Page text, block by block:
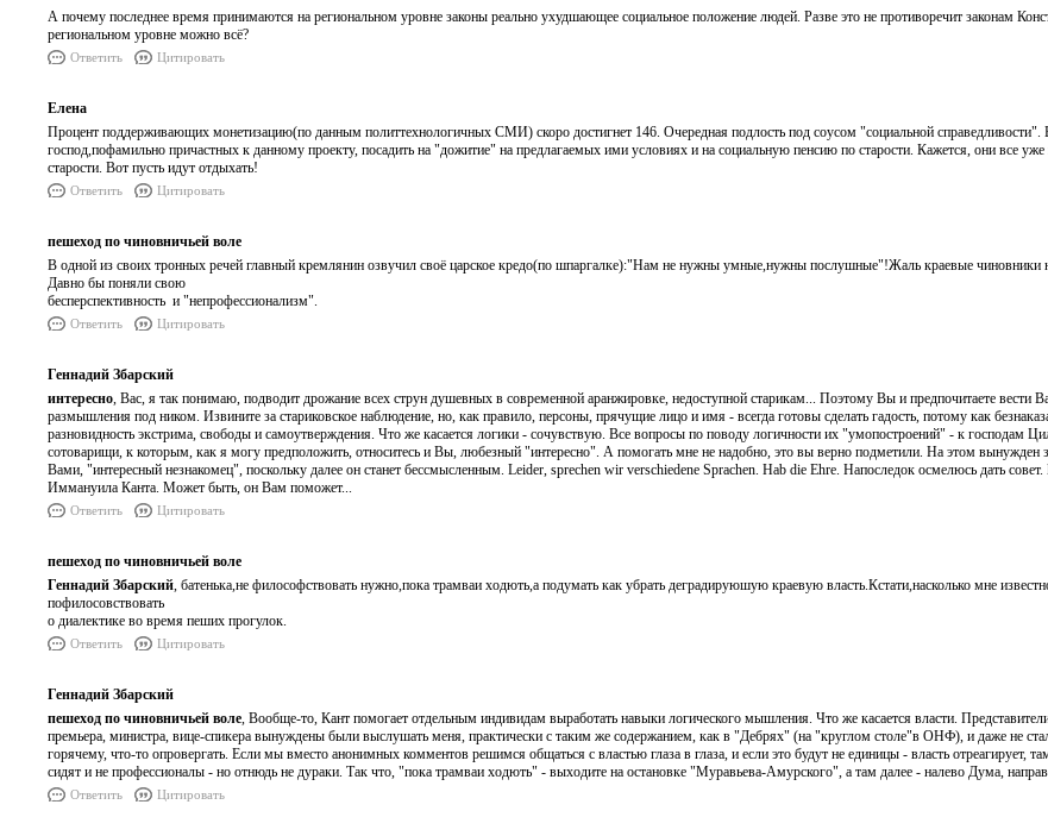
А почему последнее время принимаются на региональном уровне законы реально ухудшающее социальное положение людей. Разве это не противоречит законам
региональном уровне можно всё?
Ответить Цитировать
Елена
Процент поддерживающих монетизацию(по данным политтехнологичных СМИ) скоро достигнет 146. Очередная подлость под соусом "социальной справедливости".
господ,пофамильно причастных к данному проекту, посадить на "дожитие" на предлагаемых ими условиях и на социальную пенсию по старости. Кажется, они все
старости. Вот пусть идут отдыхать!
Ответить Цитировать
пешеход по чиновничьей воле
В одной из своих тронных речей главный кремлянин озвучил своё царское кредо(по шпаргалке):"Нам не нужны умные,нужны послушные"!Жаль краевые чиновники
Давно бы поняли свою
бесперспективность и "непрофессионализм".
Ответить Цитировать
Геннадий Збарский
интересно, Вас, я так понимаю, подводит дрожание всех струн душевных в современной аранжировке, недоступной старикам... Поэтому Вы и предпочитаете вести
размышления под ником. Извините за стариковское наблюдение, но, как правило, персоны, прячущие лицо и имя - всегда готовы сделать гадость, потому как
разновидность экстрима, свободы и самоутверждения. Что же касается логики - сочувствую. Все вопросы по поводу логичности их "умопостроений" - к господам
сотоварищи, к которым, как я могу предположить, относитесь и Вы, любезный "интересно". А помогать мне не надобно, это вы верно подметили. На этом вынужден
Вами, "интересный незнакомец", поскольку далее он станет бессмысленным. Leider, sprechen wir verschiedene Sprachen. Hab die Ehre. Напоследок осмелюсь дать совет.
Иммануила Канта. Может быть, он Вам поможет...
Ответить Цитировать
пешеход по чиновничьей воле
Геннадий Збарский, батенька,не философствовать нужно,пока трамваи ходють,а подумать как убрать деградируюшую краевую власть.Кстати,насколько мне
пофилосовствовать
о диалектике во время пеших прогулок.
Ответить Цитировать
Геннадий Збарский
пешеход по чиновничьей воле, Вообще-то, Кант помогает отдельным индивидам выработать навыки логического мышления. Что же касается власти.
премьера, министра, вице-спикера вынуждены были выслушать меня, практически с таким же содержанием, как в "Дебрях" (на "круглом столе"в ОНФ), и даже не
горячему, что-то опровергать. Если мы вместо анонимных комментов решимся общаться с властью глаза в глаза, и если это будут не единицы - власть отреагирует,
сидят и не профессионалы - но отнюдь не дураки. Так что, "пока трамваи ходють" - выходите на остановке "Муравьева-Амурского", а там далее - налево Дума,
Ответить Цитировать